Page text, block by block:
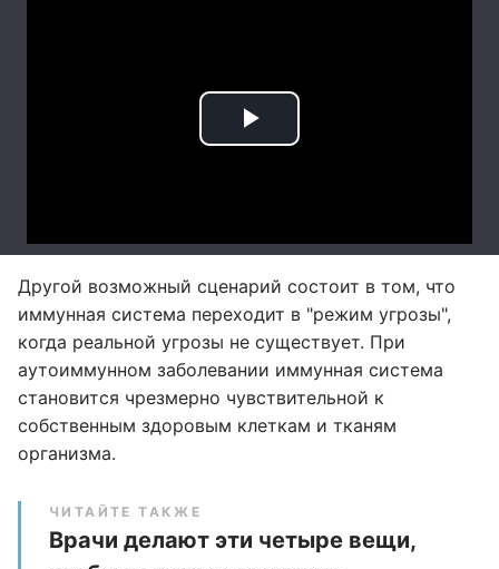
Другой возможный сценарий состоит в том, что
иммунная система переходит в "режим угрозы",
когда реальной угрозы не существует. При
аутоиммунном заболевании иммунная система
становится чрезмерно чувствительной к
собственным здоровым клеткам и тканям
организма.
ЧИТАЙТЕ ТАКЖЕ
Врачи делают эти четыре вещи,